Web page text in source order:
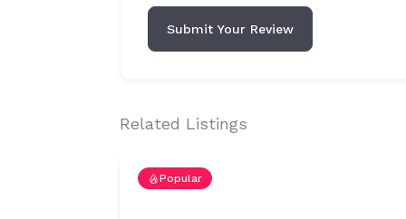
Submit Your Review
Related Listings
Popular